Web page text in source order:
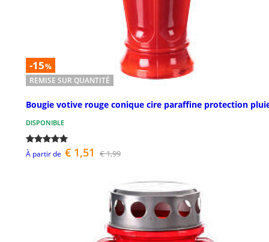
-15%
REMISE SUR QUANTITÉ
Bougie votive rouge conique cire paraffine protection
DISPONIBLE
À partir de € 1,51 € 1,99